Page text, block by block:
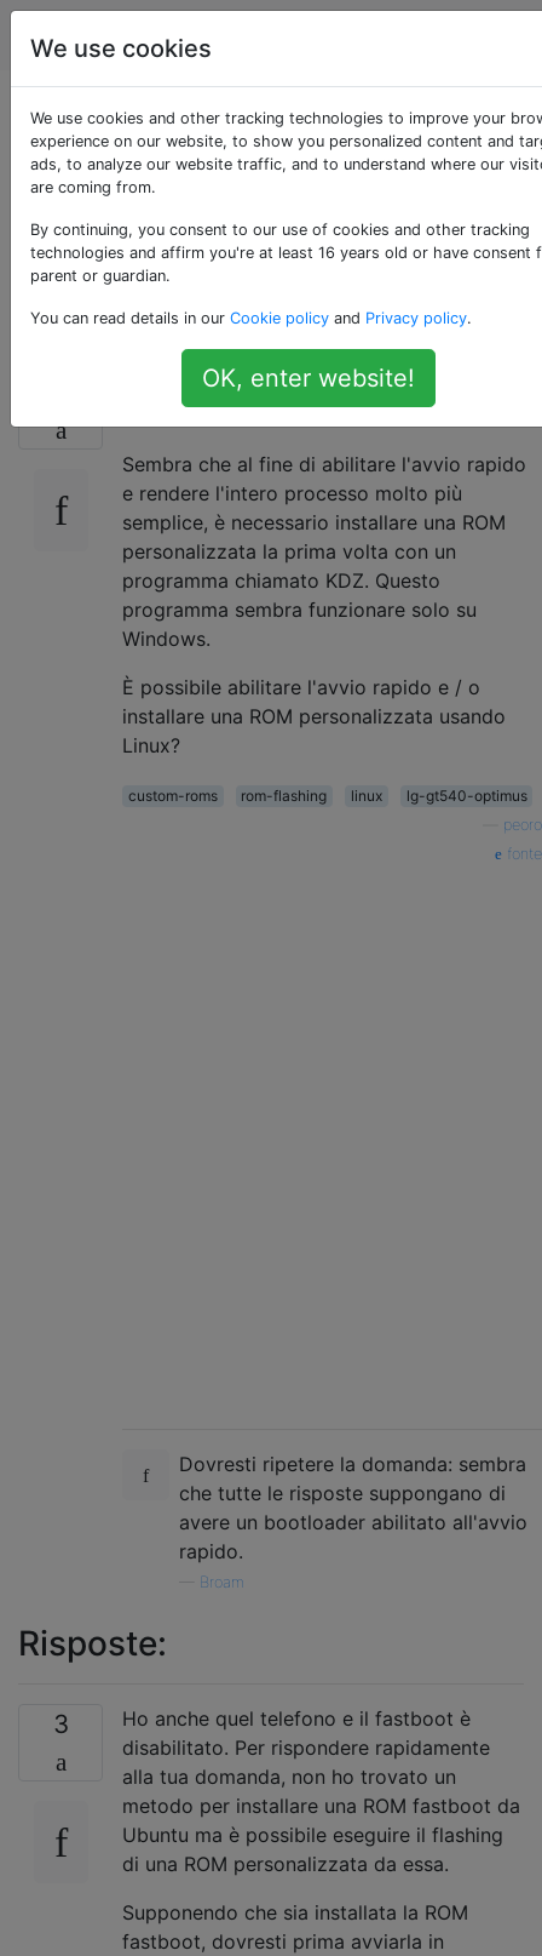
Android
Installa ROM
personalizzata da
Linux su un LG
GT540
Vorrei installare una ROM personalizzata sul
mio LG GT540.
Sembra che al fine di abilitare l'avvio rapido
e rendere l'intero processo molto più
semplice, è necessario installare una ROM
personalizzata la prima volta con un
programma chiamato KDZ. Questo
programma sembra funzionare solo su
Windows.
È possibile abilitare l'avvio rapido e / o
installare una ROM personalizzata usando
Linux?
custom-roms rom-flashing linux
lg-gt540-optimus
peoro
fonte
Dovresti ripetere la domanda: sembra
che tutte le risposte suppongano di
avere un bootloader abilitato all'avvio
rapido.
Broam
Risposte:
3
Ho anche quel telefono e il fastboot è
disabilitato. Per rispondere rapidamente
alla tua domanda, non ho trovato un
metodo per installare una ROM fastboot da
Ubuntu ma è possibile eseguire il flashing
di una ROM personalizzata da essa.
Supponendo che sia installata la ROM
fastboot, dovresti prima avviarla in
We use cookies
We use cookies and other tracking technologies to improve your
experience on our website, to show you personalized content and
ads, to analyze our website traffic, and to understand where our
are coming from.
By continuing, you consent to our use of cookies and other tracking
technologies and affirm you're at least 16 years old or have consent
parent or guardian.
You can read details in our Cookie policy and Privacy policy.
OK, enter website!